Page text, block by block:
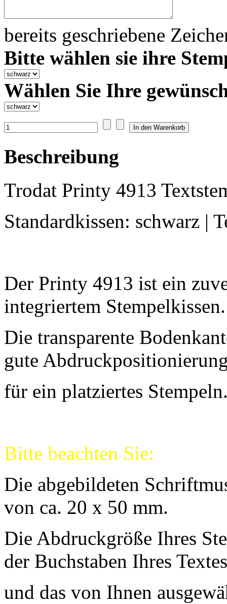
bereits geschriebene
Bitte wählen sie ihre
Wählen Sie Ihre
Beschreibung
Trodat Printy 4913
Standardkissen: schwarz |
Der Printy 4913 ist ein
integriertem Stempelkissen.
Die transparente
gute
für ein platziertes
Bitte beachten Sie:
Die abgebildeten
von ca. 20 x 50 mm.
Die Abdruckgröße Ihres
der Buchstaben Ihres Textes
und das von Ihnen